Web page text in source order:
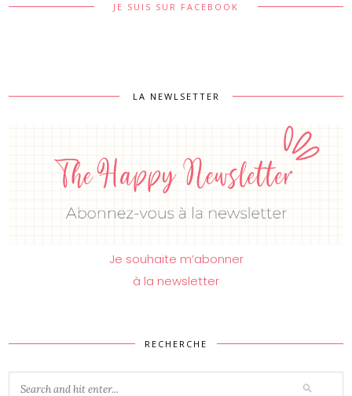
JE SUIS SUR FACEBOOK
LA NEWLSETTER
Je souhaite m’abonner
à la newsletter
RECHERCHE